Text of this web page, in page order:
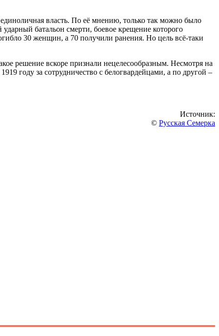
единоличная власть. По её мнению, только так можно было
батальон смерти, боевое крещение которого
30 женщин, а 70 получили ранения. Но цель всё-таки
решение вскоре признали нецелесообразным. Несмотря на
году за сотрудничество с белогвардейцами, а по другой –
Источник:
© Русская Семерка